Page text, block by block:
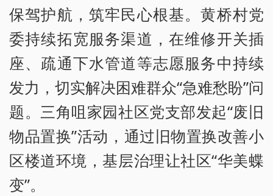
保驾护航，筑牢民心根基。黄桥村党
委持续拓宽服务渠道，在维修开关插
座、疏通下水管道等志愿服务中持续
发力，切实解决困难群众“急难愁盼”问
题。三角咀家园社区党支部发起“废旧
物品置换”活动，通过旧物置换改善小
区楼道环境，基层治理让社区“华美蝶
变”。